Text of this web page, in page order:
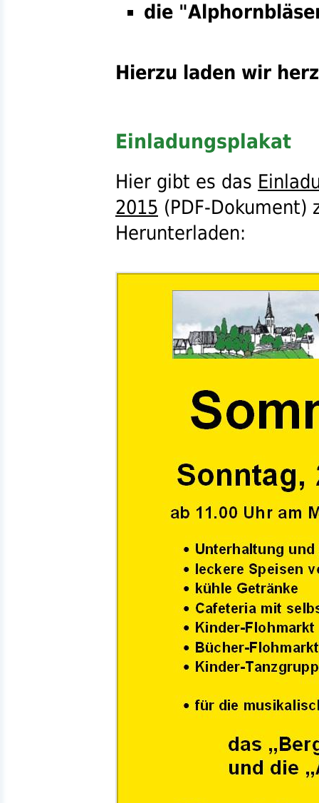
die
Hierzu laden wir
Einladungsplakat
Hier gibt es das
2015 (PDF-Dokument)
Herunterladen: